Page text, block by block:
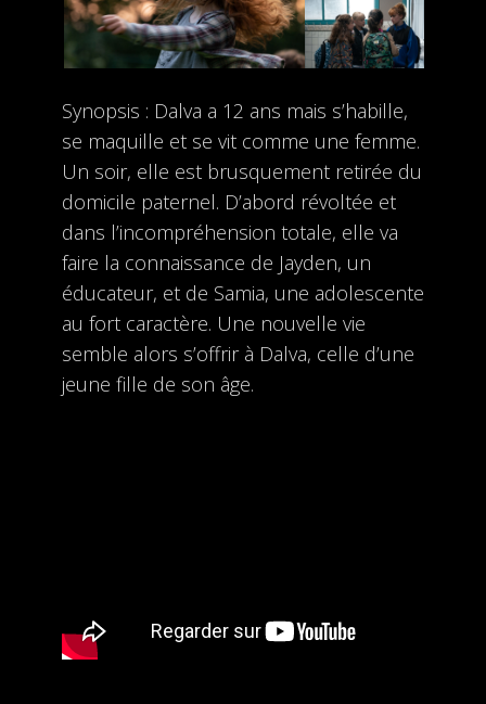
Synopsis : Dalva a 12 ans mais s’habille,
se maquille et se vit comme une femme.
Un soir, elle est brusquement retirée du
domicile paternel. D’abord révoltée et
dans l’incompréhension totale, elle va
faire la connaissance de Jayden, un
éducateur, et de Samia, une adolescente
au fort caractère. Une nouvelle vie
semble alors s’offrir à Dalva, celle d’une
jeune fille de son âge.